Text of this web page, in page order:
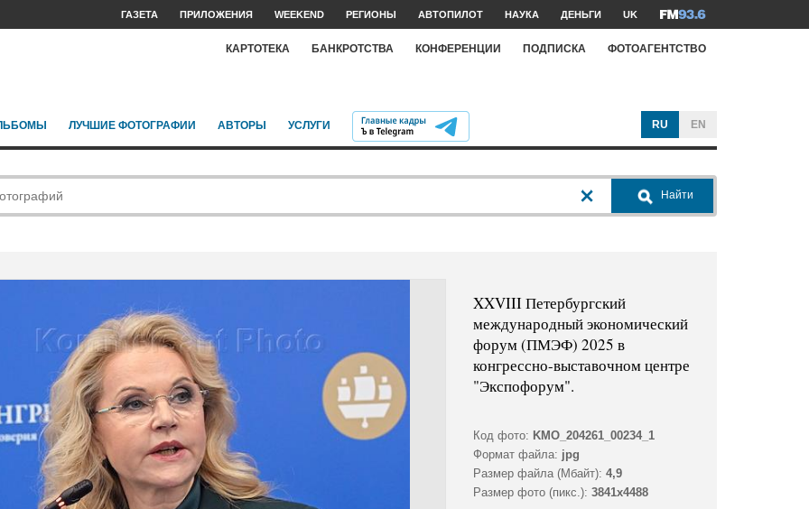
ГАЗЕТА ПРИЛОЖЕНИЯ WEEKEND РЕГИОНЫ АВТОПИЛОТ НАУКА ДЕНЬГИ UK
КАРТОТЕКА БАНКРОТСТВА КОНФЕРЕНЦИИ ПОДПИСКА ФОТОАГЕНТСТВО
ЛУЧШИЕ ФОТОГРАФИИ АВТОРЫ УСЛУГИ RU EN
Найти
XXVIII Петербургский
международный экономический
форум (ПМЭФ) 2025 в
конгрессно-выставочном центре
"Экспофорум".
Код фото: KMO_204261_00234_1
Формат файла: jpg
Размер файла (Мбайт): 4,9
Размер фото (пикс.): 3841x4488